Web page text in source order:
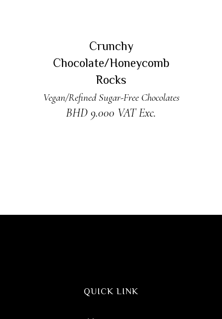
Crunchy
Chocolate/Honeycomb
Rocks
Vegan/Refined Sugar-Free Chocolates
BHD 9.000 VAT Exc.
QUICK LINK